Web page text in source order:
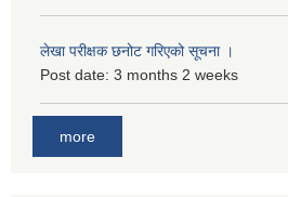
लेखा परीक्षक छनोट गरिएको सूचना ।
Post date: 3 months 2 weeks
more